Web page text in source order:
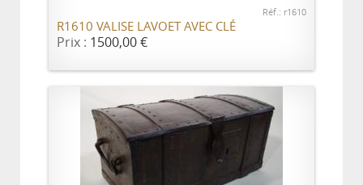
Réf.: r1610
R1610 VALISE LAVOET AVEC CLÉ
Prix : 1500,00 €